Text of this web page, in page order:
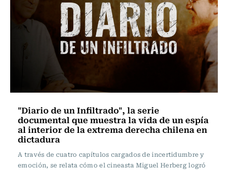
"Diario de un Infiltrado", la serie
documental que muestra la vida de un espía
al interior de la extrema derecha chilena en
dictadura
A través de cuatro capítulos cargados de incertidumbre y
emoción, se relata cómo el cineasta Miguel Herberg logró